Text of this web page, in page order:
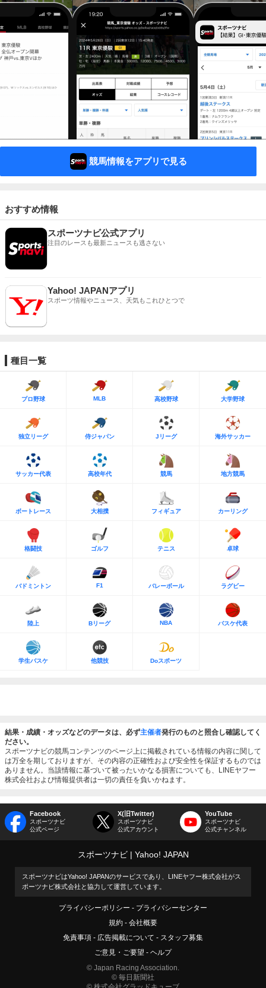
競馬情報をアプリで見る
おすすめ情報
スポーツナビ公式アプリ
注目のレースも最新ニュースも逃さない
Yahoo! JAPANアプリ
スポーツ情報やニュース、天気もこれひとつで
種目一覧
プロ野球 MLB 高校野球 大学野球
独立リーグ 侍ジャパン Jリーグ 海外サッカー
サッカー代表 高校年代 競馬 地方競馬
ボートレース 大相撲 フィギュア カーリング
格闘技 ゴルフ テニス 卓球
バドミントン F1 バレーボール ラグビー
陸上 Bリーグ NBA バスケ代表
学生バスケ 他競技 Doスポーツ
結果・成績・オッズなどのデータは、必ず主催者発行のものと照合し確認してく
ださい。
スポーツナビの競馬コンテンツのページ上に掲載されている情報の内容に関して
は万全を期しておりますが、その内容の正確性および安全性を保証するものでは
ありません。当該情報に基づいて被ったいかなる損害についても、LINEヤフー
株式会社および情報提供者は一切の責任を負いかねます。
Facebook
スポーツナビ
公式ページ
X(旧Twitter)
スポーツナビ
公式アカウント
YouTube
スポーツナビ
公式チャンネル
スポーツナビ Yahoo! JAPAN
スポーツナビはYahoo! JAPANのサービスであり、LINEヤフー株式会社がス
ポーツナビ株式会社と協力して運営しています。
プライバシーポリシー
プライバシーセンター
規約
会社概要
免責事項
広告掲載について
スタッフ募集
ご意見・ご要望
ヘルプ
© Japan Racing Association.
© 毎日新聞社